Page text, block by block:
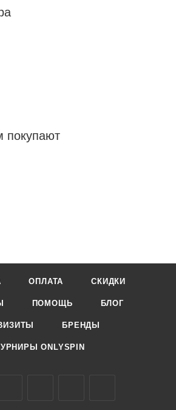
покупают
ОПЛАТА СКИДКИ
ПОМОЩЬ БЛОГ
БРЕНДЫ
ONLYSPIN